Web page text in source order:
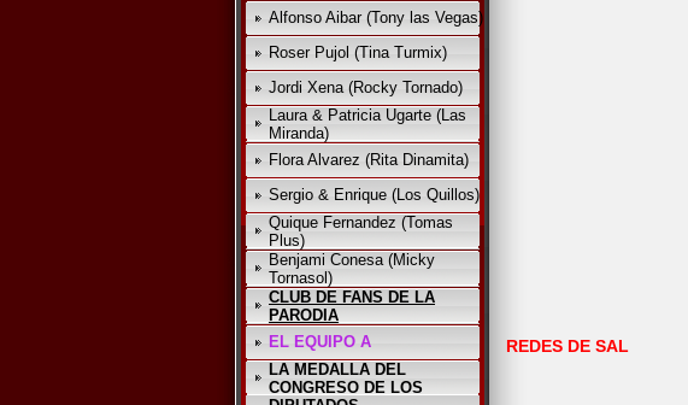
Alfonso Aibar (Tony las Vegas)
Roser Pujol (Tina Turmix)
Jordi Xena (Rocky Tornado)
Laura & Patricia Ugarte (Las
Miranda)
Flora Alvarez (Rita Dinamita)
Sergio & Enrique (Los Quillos)
Quique Fernandez (Tomas
Plus)
Benjami Conesa (Micky
Tornasol)
CLUB DE FANS DE LA
PARODIA
EL EQUIPO A
LA MEDALLA DEL
CONGRESO DE LOS
REDES DE SAL